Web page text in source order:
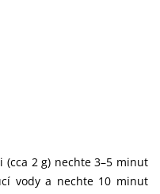
(cca 2 g) nechte 3–5 minut
vody a nechte 10 minut